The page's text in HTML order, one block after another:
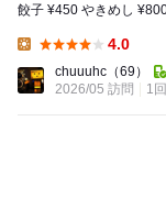
餃子 ¥450 やきめし ¥800 ピーマン肉炒め ¥850 目玉焼き ¥500 あぶら
4.0
chuuuhc （69）
2026/05 訪問
1回